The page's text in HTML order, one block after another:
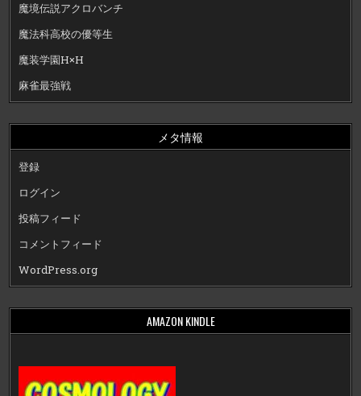
魔境伝説アクロバンチ
魔法科高校の優等生
魔装学園H×H
麻雀最強戦
メタ情報
登録
ログイン
投稿フィード
コメントフィード
WordPress.org
AMAZON KINDLE